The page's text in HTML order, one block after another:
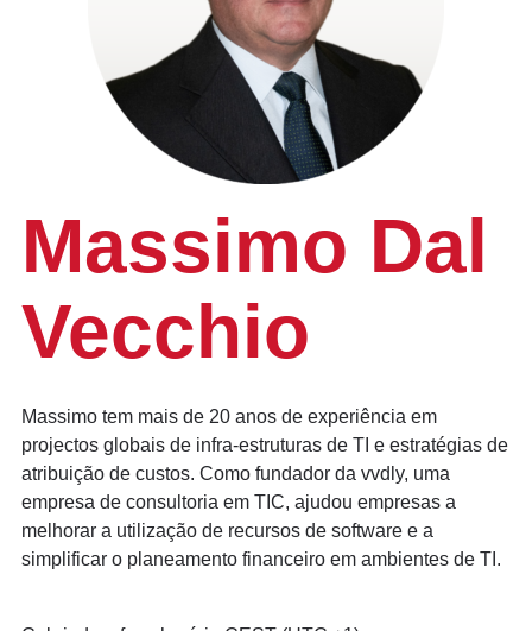
Massimo Dal
Vecchio
Massimo tem mais de 20 anos de experiência em
projectos globais de infra-estruturas de TI e estratégias de
atribuição de custos. Como fundador da vvdly, uma
empresa de consultoria em TIC, ajudou empresas a
melhorar a utilização de recursos de software e a
simplificar o planeamento financeiro em ambientes de TI.